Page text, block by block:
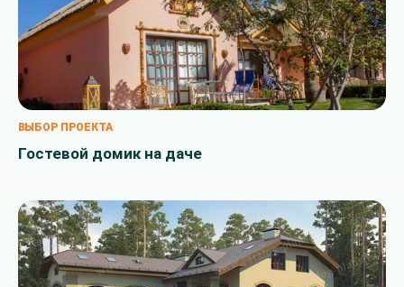
ВЫБОР ПРОЕКТА
Гостевой домик на даче